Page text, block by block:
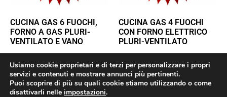
CUCINA GAS 6 FUOCHI,
FORNO A GAS PLURI-
VENTILATO E VANO
€8.473,00€5.931,00
AGGIUNGI AL
CARRELLO
CUCINA GAS 4 FUOCHI
CON FORNO ELETTRICO
PLURI-VENTILATO
€7.157,00€5.000,00
AGGIUNGI AL
Usiamo cookie proprietari e di terzi per personalizzare i propri
servizi e contenuti e mostrare annunci più pertinenti.
Puoi scoprire di più su quali cookie stiamo utilizzando o come
disattivarli nelle impostazioni.